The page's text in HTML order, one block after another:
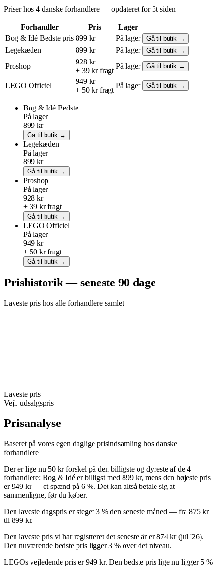
Priser hos 4 danske forhandlere — opdateret for 3t siden
Forhandler Pris
Lager
Bog & Idé Bedste pris 899 kr På lager Gå til butik →
Legekæden 899 kr På lager Gå til butik →
Proshop
928 kr
+ 39 kr fragt
På lager Gå til butik →
LEGO Officiel
949 kr
+ 50 kr fragt
På lager Gå til butik →
Bog & Idé Bedste
På lager
899 kr
Gå til butik →
Legekæden
På lager
899 kr
Gå til butik →
Proshop
På lager
928 kr
+ 39 kr fragt
Gå til butik →
LEGO Officiel
På lager
949 kr
+ 50 kr fragt
Gå til butik →
Prishistorik — seneste 90 dage
Laveste pris hos alle forhandlere samlet
Laveste pris
Vejl. udsalgspris
Prisanalyse
Baseret på vores egen daglige prisindsamling hos danske
forhandlere
Der er lige nu 50 kr forskel på den billigste og dyreste af de 4
forhandlere: Bog & Idé er billigst med 899 kr, mens den højeste pris
er 949 kr — et spænd på 6 %. Det kan altså betale sig at
sammenligne, før du køber.
Den laveste dagspris er steget 3 % den seneste måned — fra 875 kr
til 899 kr.
Den laveste pris vi har registreret det seneste år er 874 kr (jul '26).
Den nuværende bedste pris ligger 3 % over det niveau.
LEGOs vejledende pris er 949 kr. Den bedste pris lige nu ligger 5 %